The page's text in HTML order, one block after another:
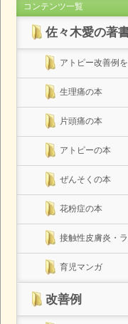
コンテンツ一覧
佐々木愛の著
アトピー改善例
生理痛の本
片頭痛の本
アトピーの本
ぜんそくの本
花粉症の本
接触性皮膚炎・
育児マンガ
改善例